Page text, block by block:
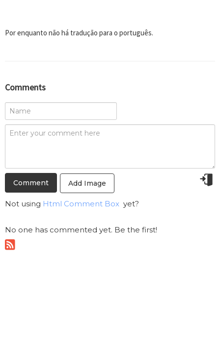
Por enquanto não há tradução para o português.
Comments
Add Image
Not using Html Comment Box yet?
No one has commented yet. Be the first!